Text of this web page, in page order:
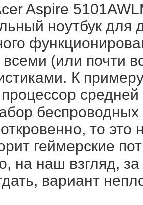
Aspire
ноутбук для
всеми (или почти
К
то это
геймерские
на наш взгляд,
вариант